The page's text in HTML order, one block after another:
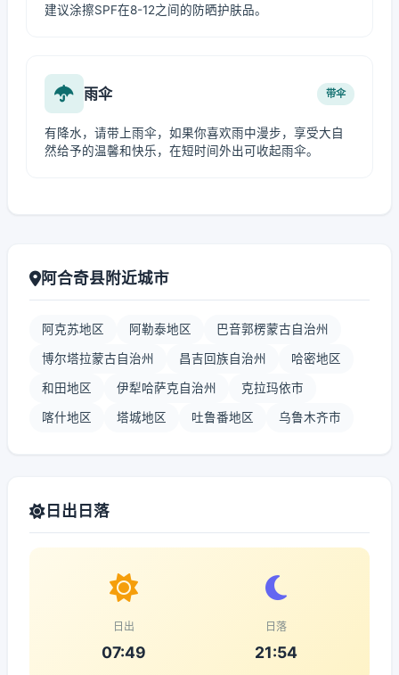
建议涂擦SPF在8-12之间的防晒护肤品。
雨伞 带伞
有降水，请带上雨伞，如果你喜欢雨中漫步，享受大自
然给予的温馨和快乐，在短时间外出可收起雨伞。
阿合奇县附近城市
阿克苏地区 阿勒泰地区 巴音郭楞蒙古自治州
博尔塔拉蒙古自治州 昌吉回族自治州 哈密地区
和田地区 伊犁哈萨克自治州 克拉玛依市
喀什地区 塔城地区 吐鲁番地区 乌鲁木齐市
日出日落
日出
07:49
日落
21:54